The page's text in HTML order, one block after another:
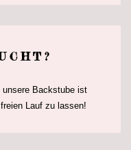
Backstube ist
Lauf zu lassen!